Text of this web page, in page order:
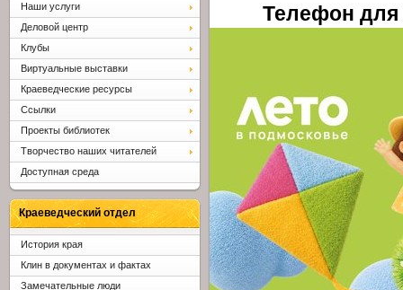
Телефон для
Наши услуги
Деловой центр
Клубы
Виртуальные выставки
Краеведческие ресурсы
Ссылки
Проекты библиотек
Творчество наших читателей
Доступная среда
Краеведческий отдел
История края
Клин в документах и фактах
Замечательные люди